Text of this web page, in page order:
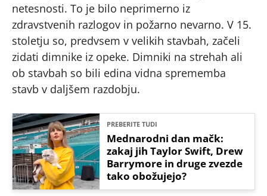
netesnosti. To je bilo neprimerno iz
zdravstvenih razlogov in požarno nevarno. V 15.
stoletju so, predvsem v velikih stavbah, začeli
zidati dimnike iz opeke. Dimniki na strehah ali
ob stavbah so bili edina vidna sprememba
stavb v daljšem razdobju.
PREBERITE TUDI
Mednarodni dan mačk:
zakaj jih Taylor Swift, Drew
Barrymore in druge zvezde
tako obožujejo?